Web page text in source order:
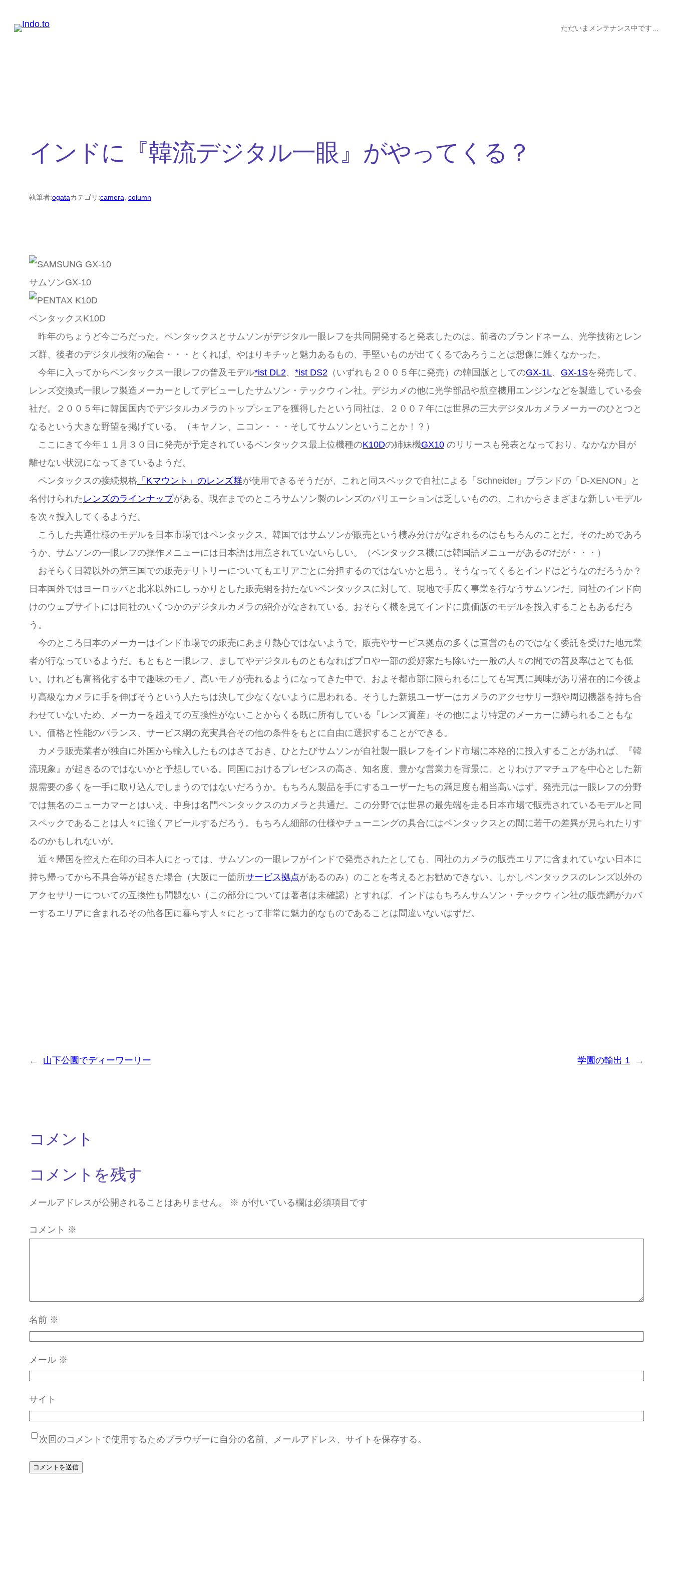
ただいまメンテナンス中です…
インドに『韓流デジタル一眼』がやってくる？
執筆者:ogataカテゴリ:camera, column
サムソンGX-10
ベンタックスK10D
昨年のちょうど今ごろだった。ペンタックスとサムソンがデジタル一眼レフを共同開発すると発表したのは。前者のブランドネーム、光学技術とレン
ズ群、後者のデジタル技術の融合・・・とくれば、やはりキチッと魅力あるもの、手堅いものが出てくるであろうことは想像に難くなかった。
今年に入ってからペンタックス一眼レフの普及モデル*ist DL2、 *ist DS2 （いずれも２００５年に発売）の韓国版としてのGX-1L、 GX-1Sを発売して、
レンズ交換式一眼レフ製造メーカーとしてデビューしたサムソン・テックウィン社。デジカメの他に光学部品や航空機用エンジンなどを製造している会
社だ。２００５年に韓国国内でデジタルカメラのトップシェアを獲得したという同社は、２００７年には世界の三大デジタルカメラメーカーのひとつと
なるという大きな野望を掲げている。（キヤノン、ニコン・・・そしてサムソンということか！？）
ここにきて今年１１月３０日に発売が予定されているペンタックス最上位機種のK10Dの姉妹機GX10 のリリースも発表となっており、なかなか目が
離せない状況になってきているようだ。
ペンタックスの接続規格 「Kマウント」のレンズ群が使用できるそうだが、これと同スペックで自社による「Schneider」ブランドの「D-XENON」と
名付けられた レンズのラインナップがある。現在までのところサムソン製のレンズのバリエーションは乏しいものの、これからさまざまな新しいモデル
を次々投入してくるようだ。
こうした共通仕様のモデルを日本市場ではペンタックス、韓国ではサムソンが販売という棲み分けがなされるのはもちろんのことだ。そのためであろ
うか、サムソンの一眼レフの操作メニューには日本語は用意されていないらしい。（ペンタックス機には韓国語メニューがあるのだが・・・）
おそらく日韓以外の第三国での販売テリトリーについてもエリアごとに分担するのではないかと思う。そうなってくるとインドはどうなのだろうか？
日本国外ではヨーロッパと北米以外にしっかりとした販売網を持たないペンタックスに対して、現地で手広く事業を行なうサムソンだ。同社のインド向
けのウェブサイトには同社のいくつかのデジタルカメラの紹介がなされている。おそらく機を見てインドに廉価版のモデルを投入することもあるだろ
う。
今のところ日本のメーカーはインド市場での販売にあまり熱心ではないようで、販売やサービス拠点の多くは直営のものではなく委託を受けた地元業
者が行なっているようだ。もともと一眼レフ、ましてやデジタルものともなればプロや一部の愛好家たち除いた一般の人々の間での普及率はとても低
い。けれども富裕化する中で趣味のモノ、高いモノが売れるようになってきた中で、およそ都市部に限られるにしても写真に興味があり潜在的に今後よ
り高級なカメラに手を伸ばそうという人たちは決して少なくないように思われる。そうした新規ユーザーはカメラのアクセサリー類や周辺機器を持ち合
わせていないため、メーカーを超えての互換性がないことからくる既に所有している『レンズ資産』その他により特定のメーカーに縛られることもな
い。価格と性能のバランス、サービス網の充実具合その他の条件をもとに自由に選択することができる。
カメラ販売業者が独自に外国から輸入したものはさておき、ひとたびサムソンが自社製一眼レフをインド市場に本格的に投入することがあれば、『韓
流現象』が起きるのではないかと予想している。同国におけるプレゼンスの高さ、知名度、豊かな営業力を背景に、とりわけアマチュアを中心とした新
規需要の多くを一手に取り込んでしまうのではないだろうか。もちろん製品を手にするユーザーたちの満足度も相当高いはず。発売元は一眼レフの分野
では無名のニューカマーとはいえ、中身は名門ペンタックスのカメラと共通だ。この分野では世界の最先端を走る日本市場で販売されているモデルと同
スペックであることは人々に強くアピールするだろう。もちろん細部の仕様やチューニングの具合にはペンタックスとの間に若干の差異が見られたりす
るのかもしれないが。
近々帰国を控えた在印の日本人にとっては、サムソンの一眼レフがインドで発売されたとしても、同社のカメラの販売エリアに含まれていない日本に
持ち帰ってから不具合等が起きた場合（大阪に一箇所サービス拠点があるのみ）のことを考えるとお勧めできない。しかしペンタックスのレンズ以外の
アクセサリーについての互換性も問題ない（この部分については著者は未確認）とすれば、インドはもちろんサムソン・テックウィン社の販売網がカバ
ーするエリアに含まれるその他各国に暮らす人々にとって非常に魅力的なものであることは間違いないはずだ。
← 山下公園でディーワーリー 学園の輸出 1 →
コメント
コメントを残す
メールアドレスが公開されることはありません。 ※ が付いている欄は必須項目です
コメント ※
名前 ※
メール ※
サイト
次回のコメントで使用するためブラウザーに自分の名前、メールアドレス、サイトを保存する。